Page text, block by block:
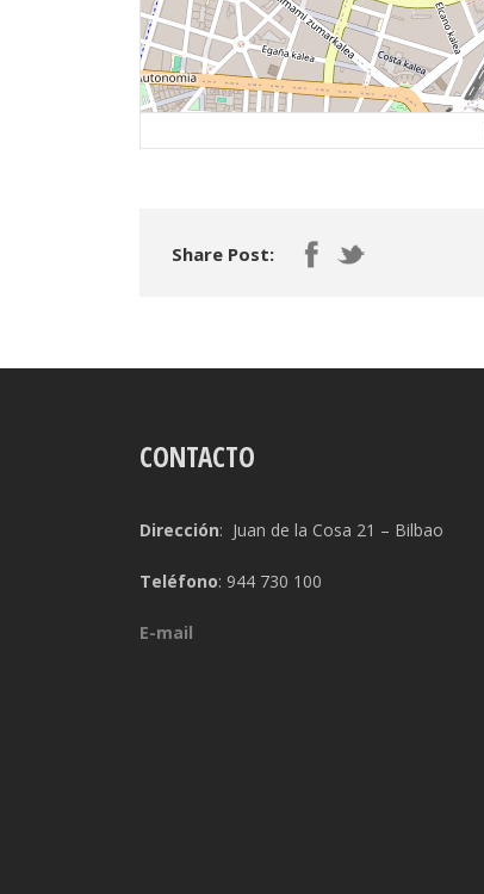
Share Post:
CONTACTO
Dirección: Juan de la Cosa 21 – Bilbao
Teléfono: 944 730 100
E-mail